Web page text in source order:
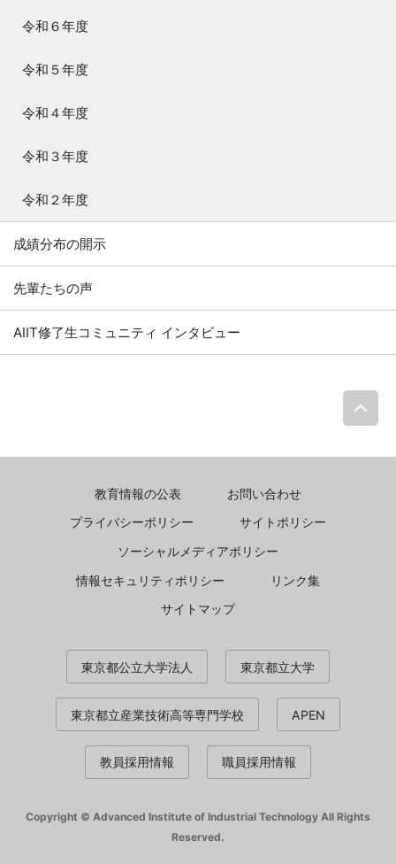
令和６年度
令和５年度
令和４年度
令和３年度
令和２年度
成績分布の開示
先輩たちの声
AIIT修了生コミュニティ インタビュー
教育情報の公表
お問い合わせ
プライバシーポリシー
サイトポリシー
ソーシャルメディアポリシー
情報セキュリティポリシー
リンク集
サイトマップ
東京都公立大学法人 東京都立大学
東京都立産業技術高等専門学校 APEN
教員採用情報 職員採用情報
Copyright © Advanced Institute of Industrial Technology All Rights
Reserved.